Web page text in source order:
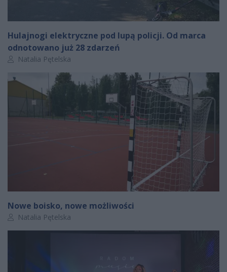
Hulajnogi elektryczne pod lupą policji. Od marca
odnotowano już 28 zdarzeń
Autor artykułu:
Natalia Pętelska
Nowe boisko, nowe możliwości
Autor artykułu:
Natalia Pętelska